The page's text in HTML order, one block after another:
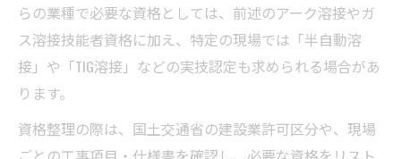
らの業種で必要な資格としては、前述のアーク溶接やガ
ス溶接技能者資格に加え、特定の現場では「半自動溶
接」や「TIG溶接」などの実技認定も求められる場合があ
ります。
資格整理の際は、国土交通省の建設業許可区分や、現場